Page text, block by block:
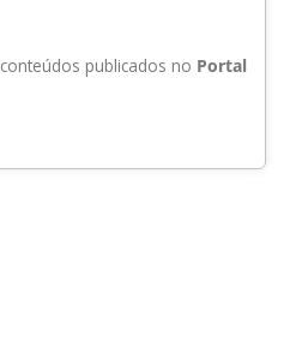
conteúdos publicados no Portal